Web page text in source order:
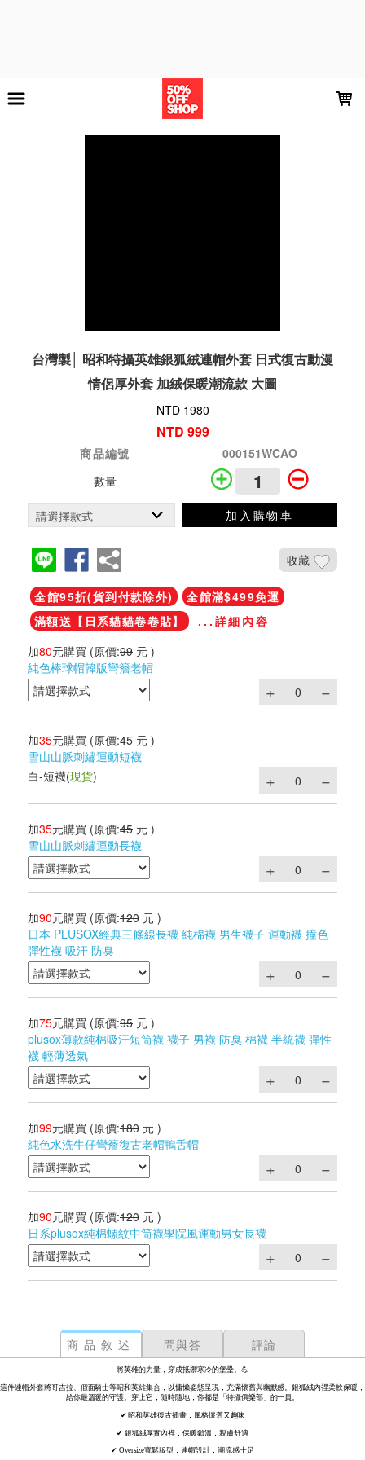
台灣製│ 昭和特攝英雄銀狐絨連帽外套 日式復古動漫
情侶厚外套 加絨保暖潮流款 大圖
NTD 1980
NTD 999
商品編號
000151WCAO
數量
加入購物車
收藏
全館95折(貨到付款除外)
全館滿$499免運
滿額送【日系貓貓卷卷貼】
...詳細內容
加80元購買 (原價:99 元 )
純色棒球帽韓版彎簷老帽
加35元購買 (原價:45 元 )
雪山山脈刺繡運動短襪
白-短襪(現貨)
加35元購買 (原價:45 元 )
雪山山脈刺繡運動長襪
加90元購買 (原價:120 元 )
日本 PLUSOX經典三條線長襪 純棉襪 男生襪子 運動襪 撞色
彈性襪 吸汗 防臭
加75元購買 (原價:95 元 )
plusox薄款純棉吸汗短筒襪 襪子 男襪 防臭 棉襪 半統襪 彈性
襪 輕薄透氣
加99元購買 (原價:180 元 )
純色水洗牛仔彎簷復古老帽鴨舌帽
加90元購買 (原價:120 元 )
日系plusox純棉螺紋中筒襪學院風運動男女長襪
商品敘述 問與答 評論